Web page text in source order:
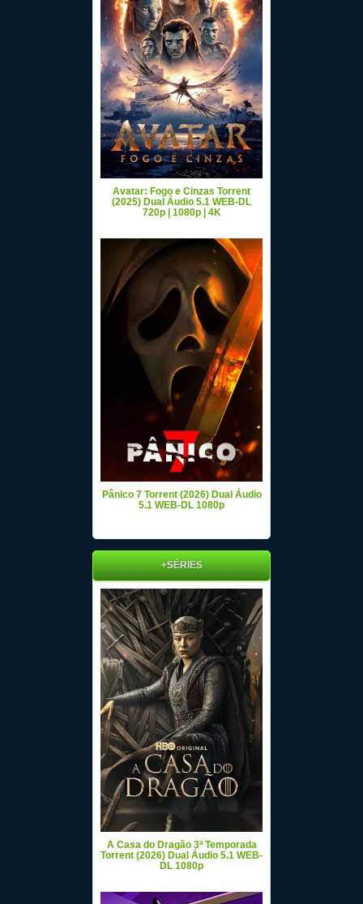
Avatar: Fogo e Cinzas Torrent
(2025) Dual Áudio 5.1 WEB-DL
720p | 1080p | 4K
Pânico 7 Torrent (2026) Dual Áudio
5.1 WEB-DL 1080p
+SÉRIES
A Casa do Dragão 3ª Temporada
Torrent (2026) Dual Áudio 5.1 WEB-
DL 1080p